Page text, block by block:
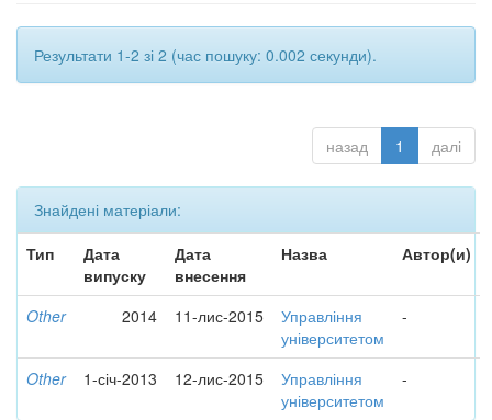
Результати 1-2 зі 2 (час пошуку: 0.002 секунди).
назад 1 далі
Знайдені матеріали:
Тип
Дата
випуску
Дата
внесення
Назва Автор(и)
Other 2014 11-лис-2015
Управління
університетом
-
Other 1-січ-2013 12-лис-2015
Управління
університетом
-